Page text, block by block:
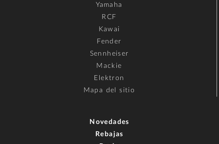
Yamaha
RCF
Kawai
Fender
Sennheiser
Mackie
Elektron
Mapa del sitio
Novedades
Rebajas